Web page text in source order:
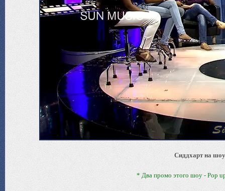
Сиддхарт на
* Два промо этого шоу - Pop